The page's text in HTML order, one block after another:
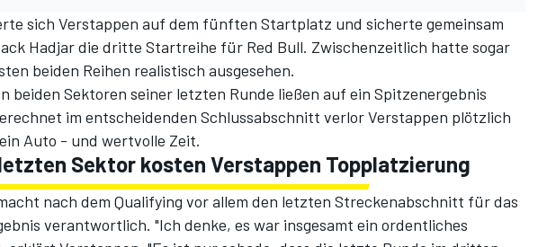
sich Verstappen auf dem fünften Startplatz und sicherte gemeinsam
Hadjar die dritte Startreihe für Red Bull. Zwischenzeitlich hatte sogar
beiden Reihen realistisch ausgesehen.
beiden Sektoren seiner letzten Runde ließen auf ein Spitzenergebnis
im entscheidenden Schlussabschnitt verlor Verstappen plötzlich
Auto - und wertvolle Zeit.
Sektor kosten Verstappen Topplatzierung
nach dem Qualifying vor allem den letzten Streckenabschnitt für das
verantwortlich. "Ich denke, es war insgesamt ein ordentliches